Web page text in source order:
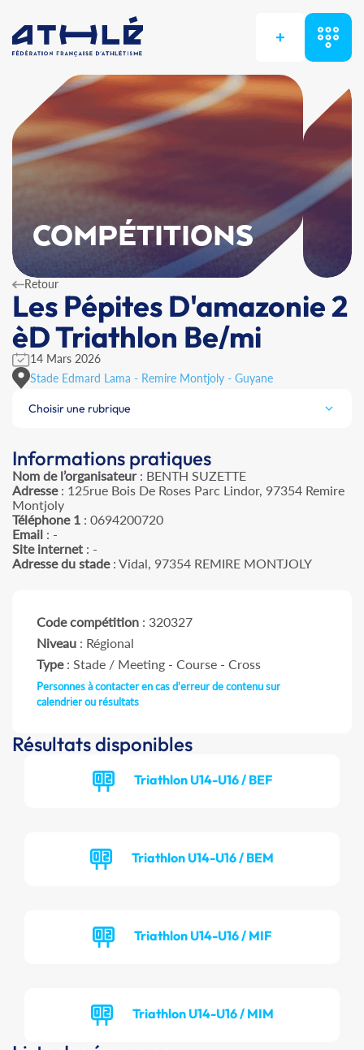
+
COMPÉTITIONS
Retour
Les Pépites D'amazonie 2
èD Triathlon Be/mi
14 Mars 2026
Stade Edmard Lama - Remire Montjoly - Guyane
Choisir une rubrique
Informations pratiques
Nom de l’organisateur: BENTH SUZETTE
Adresse: 125rue Bois De Roses Parc Lindor, 97354 Remire
Montjoly
Téléphone 1 : 0694200720
Email : -
Site internet : -
Adresse du stade: Vidal, 97354 REMIRE MONTJOLY
Code compétition : 320327
Niveau : Régional
Type: Stade / Meeting - Course - Cross
Personnes à contacter en cas d'erreur de contenu sur
calendrier ou résultats
Résultats disponibles
Triathlon U14-U16 / BEF
Triathlon U14-U16 / BEM
Triathlon U14-U16 / MIF
Triathlon U14-U16 / MIM